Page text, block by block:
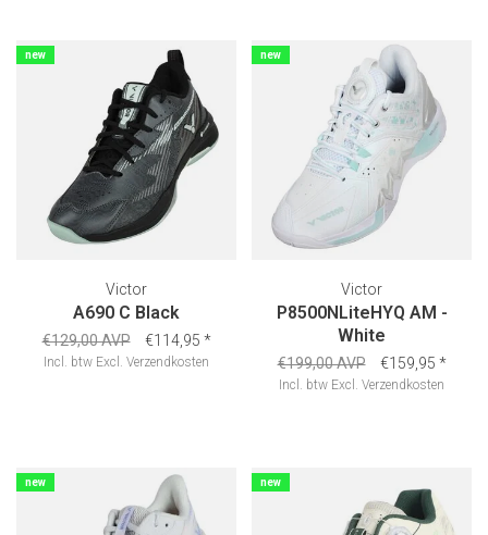
new
Victor
A690 C Black
€129,00 AVP €114,95 *
Incl. btw Excl. Verzendkosten
new
Victor
P8500NLiteHYQ AM -
White
€199,00 AVP €159,95 *
Incl. btw Excl. Verzendkosten
new new